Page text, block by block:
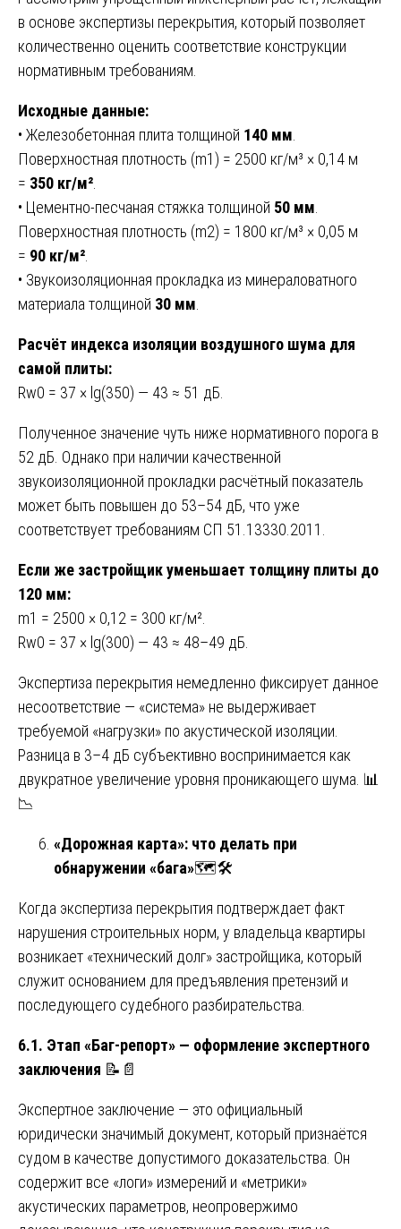
в основе экспертизы перекрытия, который позволяет
количественно оценить соответствие конструкции
нормативным требованиям.
Исходные данные:
• Железобетонная плита толщиной 140 мм
Поверхностная плотность (m1) = 2500 кг/м³ × 0,14 м
= 350 кг/м²
• Цементно-песчаная стяжка толщиной 50 мм
Поверхностная плотность (m2) = 1800 кг/м³ × 0,05 м
= 90 кг/м²
• Звукоизоляционная прокладка из минераловатного
материала толщиной 30 мм
Расчёт индекса изоляции воздушного шума для
самой плиты:
Rw0 = 37 × lg(350) — 43 ≈ 51 дБ.
Полученное значение чуть ниже нормативного порога в
52 дБ. Однако при наличии качественной
звукоизоляционной прокладки расчётный показатель
может быть повышен до 53–54 дБ, что уже
соответствует требованиям СП 51.13330.2011.
Если же застройщик уменьшает толщину плиты до
120 мм:
m1 = 2500 × 0,12 = 300 кг/м².
Rw0 = 37 × lg(300) — 43 ≈ 48–49 дБ.
Экспертиза перекрытия немедленно фиксирует данное
несоответствие — «система» не выдерживает
требуемой «нагрузки» по акустической изоляции.
Разница в 3–4 дБ субъективно воспринимается как
двукратное увеличение уровня проникающего шума. 📊
📉
«Дорожная карта»: что делать при
обнаружении «бага»🗺️🛠️
Когда экспертиза перекрытия подтверждает факт
нарушения строительных норм, у владельца квартиры
возникает «технический долг» застройщика, который
служит основанием для предъявления претензий и
последующего судебного разбирательства.
6.1. Этап «Баг-репорт» — оформление экспертного
заключения 📝📄
Экспертное заключение — это официальный
юридически значимый документ, который признаётся
судом в качестве допустимого доказательства. Он
содержит все «логи» измерений и «метрики»
акустических параметров, неопровержимо